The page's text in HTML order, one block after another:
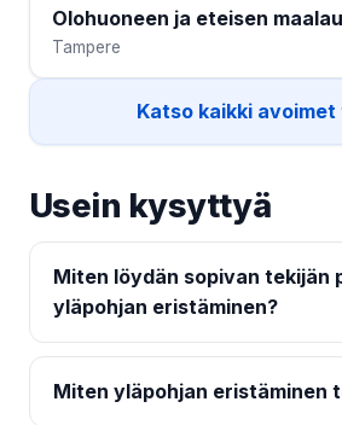
Olohuoneen ja eteisen
Tampere
Katso kaikki
Usein kysyttyä
Miten löydän sopivan tekijän
yläpohjan eristäminen?
Miten yläpohjan eristäminen